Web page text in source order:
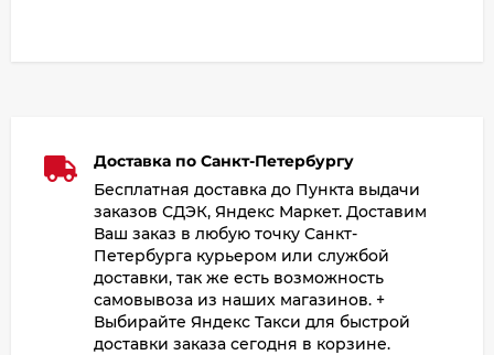
Доставка по Санкт-Петербургу
Бесплатная доставка до Пункта выдачи
заказов СДЭК, Яндекс Маркет. Доставим
Ваш заказ в любую точку Санкт-
Петербурга курьером или службой
доставки, так же есть возможность
самовывоза из наших магазинов. +
Выбирайте Яндекс Такси для быстрой
доставки заказа сегодня в корзине.